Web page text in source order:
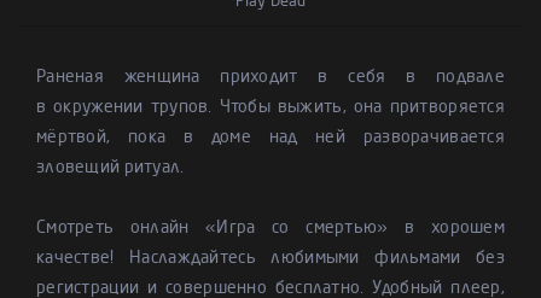
Раненая женщина приходит в себя в подвале
в окружении трупов. Чтобы выжить, она притворяется
мёртвой, пока в доме над ней разворачивается
зловещий ритуал.
Смотреть онлайн «Игра со смертью» в хорошем
качестве! Наслаждайтесь любимыми фильмами без
регистрации и совершенно бесплатно. Удобный плеер,